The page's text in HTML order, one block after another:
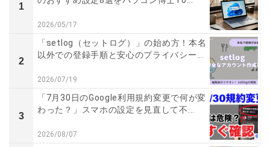
1
2026/05/17
2
「setlog（セットログ）」の始め方！本名
以外での登録手順と安心のプライバシー...
2026/07/19
3
「7月30日のGoogle利用規約変更で何が変
わった？」スマホの設定を見直して不...
2026/08/07